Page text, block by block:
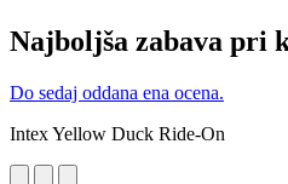
Najboljša zabava pri
Do sedaj oddana ena ocena.
Intex Yellow Duck Ride-On